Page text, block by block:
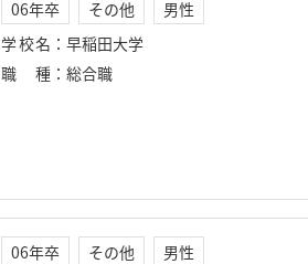
06年卒 その他
男性
学校名 ： 早稲田大学
職種 ： 総合職
06年卒 その他
男性